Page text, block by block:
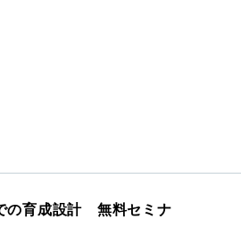
の育成設計 無料セミナ